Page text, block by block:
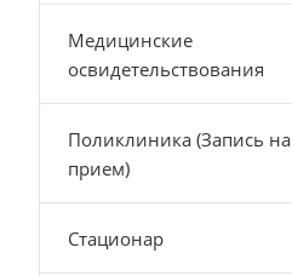
Медицинские
освидетельствования
Поликлиника (Запись на
прием)
Стационар